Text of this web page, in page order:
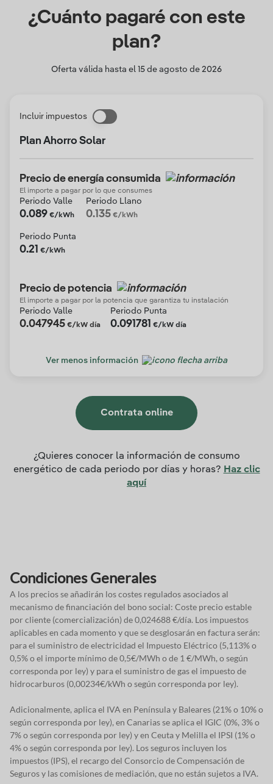
¿Cuánto pagaré con este
plan?
Oferta válida hasta el 15 de agosto de 2026
Incluir impuestos
Plan Ahorro Solar
Precio de energía consumida
El importe a pagar por lo que consumes
Periodo Valle
0.089 €/kWh
Periodo Llano
0.135 €/kWh
Periodo Punta
0.21 €/kWh
Precio de potencia
El importe a pagar por la potencia que garantiza tu instalación
Periodo Valle
0.047945 €/kW día
Periodo Punta
0.091781 €/kW día
Ver menos información
Contrata online
¿Quieres conocer la información de consumo
energético de cada periodo por días y horas? Haz clic
aquí
Condiciones Generales
A los precios se añadirán los costes regulados asociados al
mecanismo de financiación del bono social: Coste precio estable
por cliente (comercialización) de 0,024688 €/día. Los impuestos
aplicables en cada momento y que se desglosarán en factura serán:
para el suministro de electricidad el Impuesto Eléctrico (5,113% o
0,5% o el importe mínimo de 0,5€/MWh o de 1 €/MWh, o según
corresponda por ley) y para el suministro de gas el impuesto de
hidrocarburos (0,00234€/kWh o según corresponda por ley).
Adicionalmente, aplica el IVA en Península y Baleares (21% o 10% o
según corresponda por ley), en Canarias se aplica el IGIC (0%, 3% o
7% o según corresponda por ley) y en Ceuta y Melilla el IPSI (1% o
4% o según corresponda por ley). Los seguros incluyen los
impuestos (IPS), el recargo del Consorcio de Compensación de
Seguros y las comisiones de mediación, que no están sujetos a IVA.